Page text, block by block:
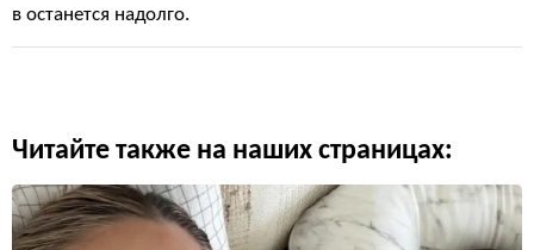
в останется надолго.
Читайте также на наших страницах: